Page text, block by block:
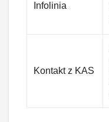
Infolinia
Kontakt z KAS